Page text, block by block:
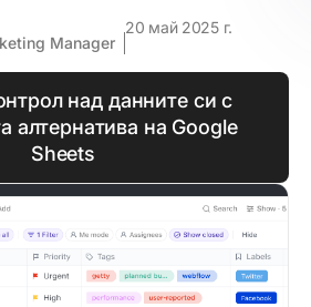
Manager
20 май 2025 г.
над данните си с
алтернатива на Google
Sheets